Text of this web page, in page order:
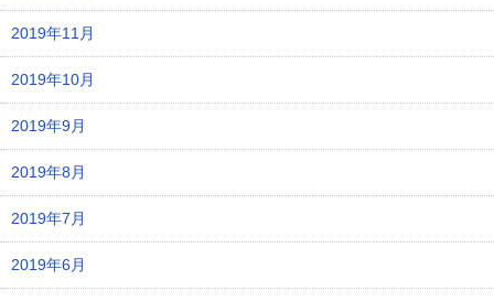
2019年11月
2019年10月
2019年9月
2019年8月
2019年7月
2019年6月